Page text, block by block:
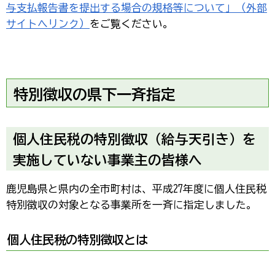
与支払報告書を提出する場合の規格等について」（外部
サイトへリンク） をご覧ください。
特別徴収の県下一斉指定
個人住民税の特別徴収（給与天引き）を
実施していない事業主の皆様へ
鹿児島県と県内の全市町村は、平成27年度に個人住民税
特別徴収の対象となる事業所を一斉に指定しました。
個人住民税の特別徴収とは